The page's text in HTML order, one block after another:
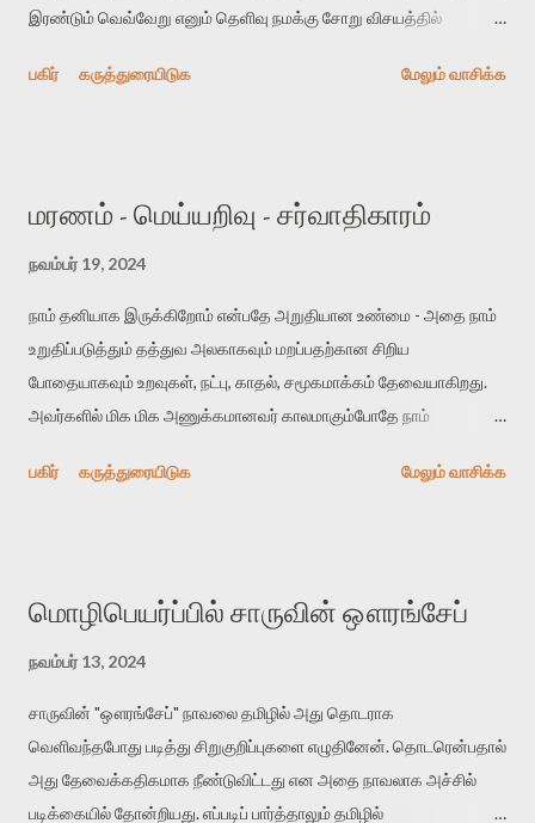
இரண்டும் வெவ்வேறு எனும் தெளிவு நமக்கு சோறு விசயத்தில்
சுவாரஸ்யமில்லை, மகிழ்ச்சியில்லை எனும் காரணங்களுக்கான மேற்தட்டு
போன்றவற்றை நாம் அடுத்தவரிடம் இருந்து பெற முடியாது. அதை
நாமாகத்தான் உருவாக்க வேண்டும். இன்றைய காதலர்களுக்கு இரண்டே
சுவாரஸ்யமில்லை. அது சம்மந்தப்பட்ட தனிமனிதரின் செயலில்
இருக்கிறது. காதலிலே நீடிக்க முடியாத சுவாரஸ்யம் வருடக்கணக்கில்
நீளும் திருமண வாழ்வில் எப்படிக் கிடைக்கும்? இதைத்தான் தீதும்
நன்றும் பிறர் தர வாரா என்று எளிமையாக சொல்லி வைத்திருக்கிறார்கள்.
பகிர் கருத்துரையிடுக மேலும் வாசிக்க
மரணம் - மெய்யறிவு - சர்வாதிகாரம்
நவம்பர் 19, 2024
நாம் தனியாக இருக்கிறோம் என்பதே அறுதியான உண்மை - அதை நாம்
உறுதிப்படுத்தும் தத்துவ அலகாகவும் மறப்பதற்கான சிறிய
போதையாகவும் உறவுகள், நட்பு, காதல், சமூகமாக்கம் தேவையாகிறது.
அவர்களில் மிக மிக அணுக்கமானவர் காலமாகும்போதே நாம்
உணர்கிறோம். மீண்டும் உறவு போதைக்குள் விழுந்து தனிமையின் மறதி
நமக்கு இருந்திருக்கிறது. பௌத்தத்தில் வலுவாகவே இன்னும்
இருக்கிறது. அங்கு மரணத்தை அனுதினமும் நினைப்பது
உண்மையை அறிய காலனிடமே சென்று மண்டியிடுகிறான். இதற்கு
வெளியேதான் மெய்யறிவுக்கு எதிரான போலி எந்திரமய உலகம்
ஒடிக்கொண்டே இருக்கிறது. அது மரணத்தைக் குறித்து யோசிக்க
நம்மை அனுமதிக்காமல் ஓடிக்கொண்டே இருக்கச் செய்கிறது.
பகிர் கருத்துரையிடுக மேலும் வாசிக்க
மொழிபெயர்ப்பில் சாருவின் ஔரங்சேப்
நவம்பர் 13, 2024
சாருவின் "ஔரங்சேப்" நாவலை தமிழில் அது தொடராக
வெளிவந்தபோது படித்து சிறுகுறிப்புகளை எழுதினேன். தொடரென்பதால்
அது தேவைக்கதிகமாக நீண்டுவிட்டது என அதை நாவலாக அச்சில்
படிக்கையில் தோன்றியது. எப்படிப் பார்த்தாலும் தமிழில்